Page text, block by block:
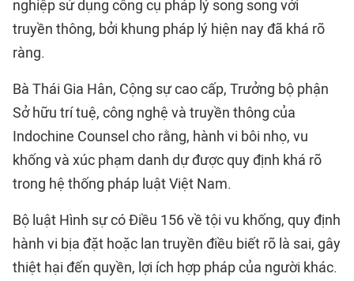
nghiệp sử dụng công cụ pháp lý song song với
truyền thông, bởi khung pháp lý hiện nay đã khá rõ
ràng.
Bà Thái Gia Hân, Cộng sự cao cấp, Trưởng bộ phận
Sở hữu trí tuệ, công nghệ và truyền thông của
Indochine Counsel cho rằng, hành vi bôi nhọ, vu
khống và xúc phạm danh dự được quy định khá rõ
trong hệ thống pháp luật Việt Nam.
Bộ luật Hình sự có Điều 156 về tội vu khống, quy định
hành vi bịa đặt hoặc lan truyền điều biết rõ là sai, gây
thiệt hại đến quyền, lợi ích hợp pháp của người khác.